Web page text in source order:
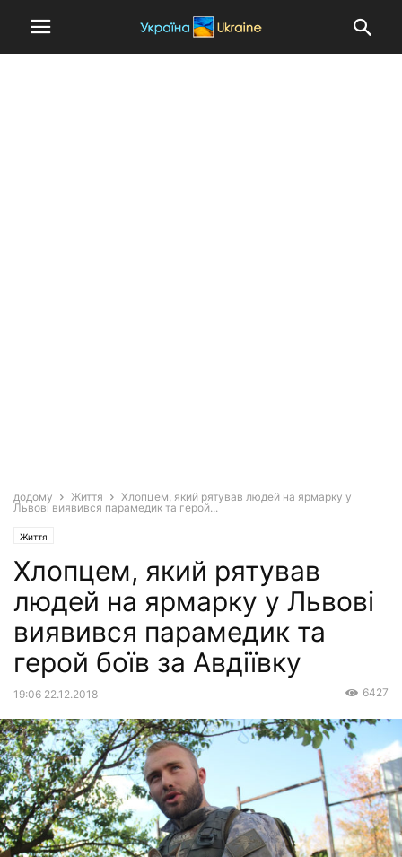
додому Життя
Хлопцем, який рятував людей на ярмарку у
Львові виявився парамедик та герой...
Життя
Хлопцем, який рятував
людей на ярмарку у Львові
виявився парамедик та
герой боїв за Авдіївку
19:06 22.12.2018 6427